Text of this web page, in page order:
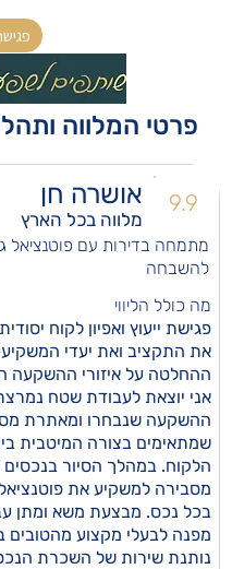
פרטי המלווה
מלווה בכל הארץ
אושרה חן 9.9
מתמחה בדירות עם פוטנציאל
להשבחה
מה כולל הליווי
פגישת ייעוץ ואפיון לקוח
את התקציב ואת יעדי
ההחלטה על איזורי ההשקעה
אני יוצאת לעבודת שטח נמרצת
ההשקעה שנבחרו ומאתרת
שמתאימים בצורה המיטבית
הלקוח. במהלך הסיור בנכסים
מסבירה למשקיע את
בכל נכס. מבצעת משא ומתן
מפנה לבעלי מקצוע מהטובים
נותנת שירות של השכרת